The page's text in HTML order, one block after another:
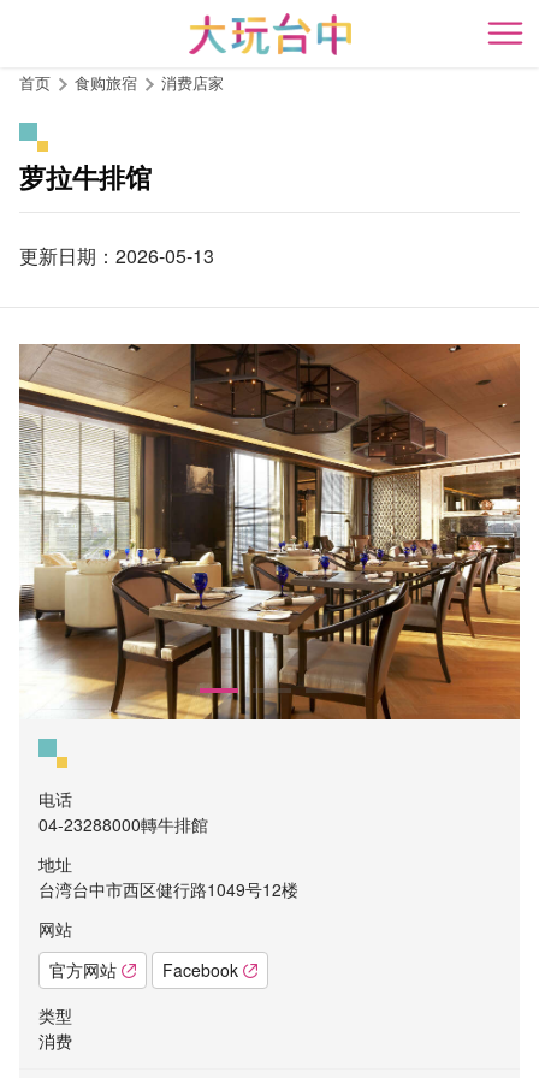
开
首页 食购旅宿 消费店家
萝拉牛排馆
更新日期：2026-05-13
电话
04-23288000轉牛排館
地址
台湾台中市西区健行路1049号12楼
网站
官方网站
Facebook
类型
消费